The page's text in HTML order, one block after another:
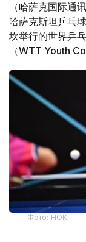
（哈萨克国际通
哈萨克斯坦乒乓
坎举行的世界乒
（WTT Youth
Фото: НОК